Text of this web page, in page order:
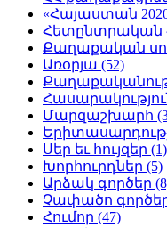
«Հայաստան
Հետընտրական
Քաղաքական
Առօրյա (52)
Մարզաշխարհ
Սեր եւ հույզեր (1)
Խորհուրդներ (5)
Արձակ գործեր
Չափածո գործեր
Հումոր (47)